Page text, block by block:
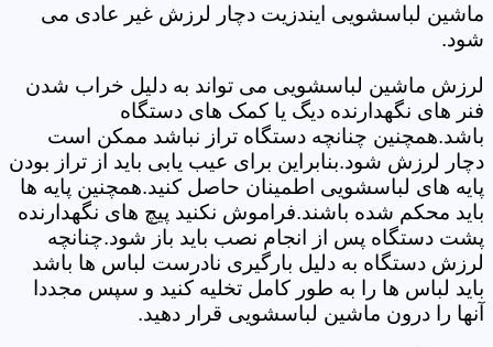
ماشین لباسشویی ایندزیت دچار لرزش غیر عادی می
شود.
لرزش ماشین لباسشویی می تواند به دلیل خراب شدن
فنر های نگهدارنده دیگ یا کمک های دستگاه
باشد.همچنین چنانچه دستگاه تراز نباشد ممکن است
دچار لرزش شود.بنابراین برای عیب یابی باید از تراز بودن
پایه های لباسشویی اطمینان حاصل کنید.همچنین پایه ها
باید محکم شده باشند.فراموش نکنید پیچ های نگهدارنده
پشت دستگاه پس از انجام نصب باید باز شود.چنانچه
لرزش دستگاه به دلیل بارگیری نادرست لباس ها باشد
باید لباس ها را به طور کامل تخلیه کنید و سپس مجددا
آنها را درون ماشین لباسشویی قرار دهید.